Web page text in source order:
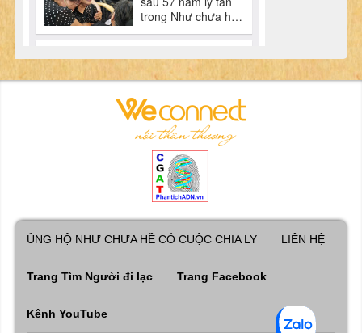
ỦNG HỘ NHƯ CHƯA HỀ CÓ CUỘC CHIA LY LIÊN HỆ
Trang Tìm Người đi lạc Trang Facebook
Kênh YouTube